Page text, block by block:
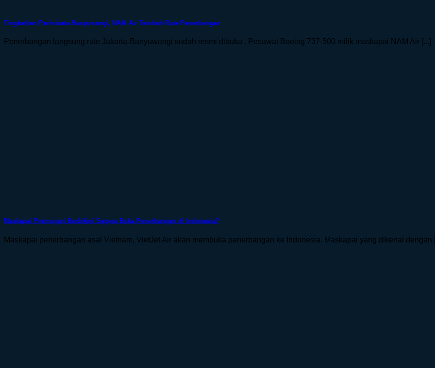
Tingkatkan Pariwisata Banyuwangi, NAM Air Tambah Rute Penerbangan
Penerbangan langsung rute Jakarta-Banyuwangi sudah resmi dibuka . Pesawat Boeing 737-500 milik maskapai NAM Air [...]
Maskapai Pramugari Berbikini Segera Buka Penerbangan di Indonesia?
Maskapai penerbangan asal Vietnam, VietJet Air akan membuka penerbangan ke Indonesia. Maskapai yang dikenal dengan